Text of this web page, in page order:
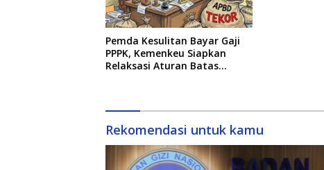
Pemda Kesulitan Bayar Gaji
PPPK, Kemenkeu Siapkan
Relaksasi Aturan Batas
Rekomendasi untuk kamu